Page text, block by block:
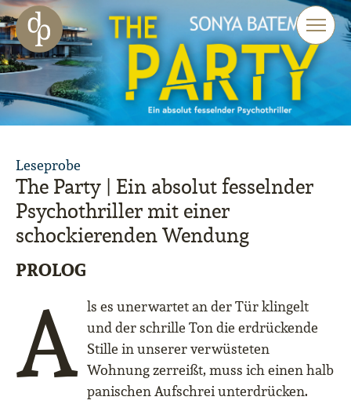
Zum Haupt-Inhalt springen
Zur Navigation springen
Zur Website-Suche springen
Leseprobe
The Party | Ein absolut fesselnder
Psychothriller mit einer
schockierenden Wendung
PROLOG
A ls es unerwartet an der Tür klingelt
und der schrille Ton die erdrückende
Stille in unserer verwüsteten
Wohnung zerreißt, muss ich einen halb
panischen Aufschrei unterdrücken.